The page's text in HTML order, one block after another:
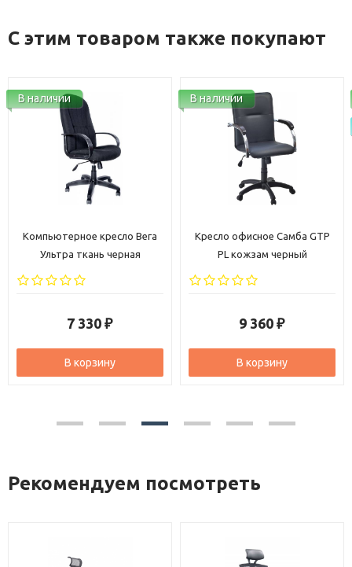
С этим товаром также покупают
В наличии
Кресло офисное Самба GTP
PL кожзам черный
9 360 ₽
В корзину
В наличии
Новинка!
Компьютерное кресло Direct
ткань черная
6 890 ₽
В корзину
Рекомендуем посмотреть